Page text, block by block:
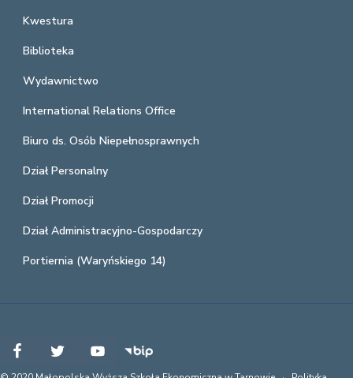
Kwestura
Biblioteka
Wydawnictwo
International Relations Office
Biuro ds. Osób Niepełnosprawnych
Dział Personalny
Dział Promocji
Dział Administracyjno-Gospodarczy
Portiernia (Waryńskiego 14)